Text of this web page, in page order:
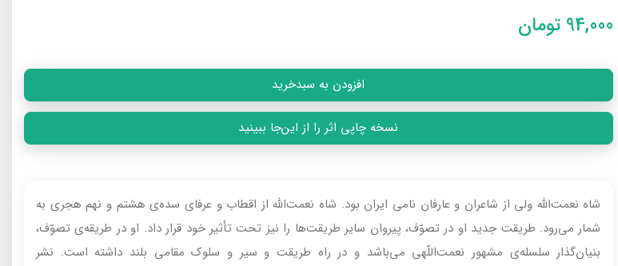
94,000 تومان
افزودن به سبدخرید
نسخه چاپی اثر را از این‌جا ببینید
شاه نعمت‌الله ولى از شاعران و عارفان نامى ايران بود. شاه نعمت‌الله از اقطاب و عرفاى سده‌ى هشتم و نهم هجرى به
شمار مى‌رود. طريقت جديد او در تصوّف، پيروان ساير طريقت‌ها را نيز تحت تأثير خود قرار داد. او در طريقه‌ى تصوّف،
بنيان‌گذار سلسله‌ى مشهور نعمت‌اللّهى مى‌باشد و در راه طريقت و سير و سلوک مقامى بلند داشته است. نشر